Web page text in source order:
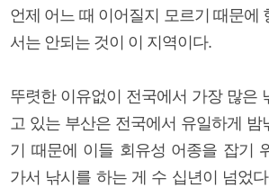
언제 어느 때 이어질지 모르기 때문에
서는 안되는 것이 이 지역이다.
뚜렷한 이유없이 전국에서 가장 많은
고 있는 부산은 전국에서 유일하게 밤
기 때문에 이들 회유성 어종을 잡기
가서 낚시를 하는 게 수 십년이 넘었